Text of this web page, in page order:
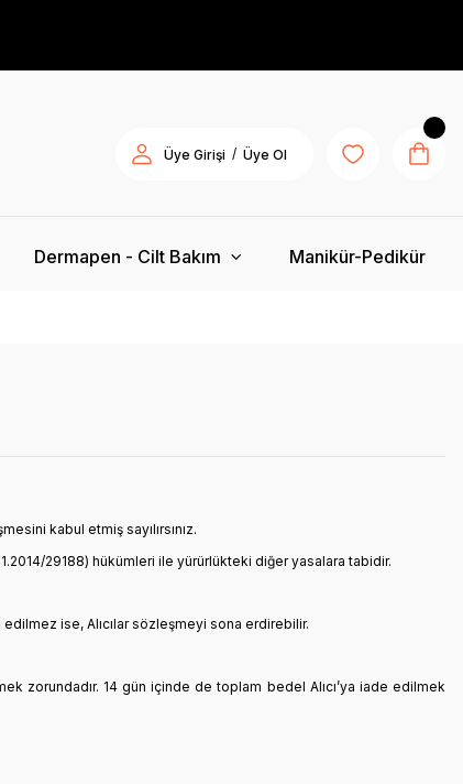
Üye Girişi / Üye Ol
Dermapen - Cilt Bakım Manikür-Pedikür
kabul etmiş sayılırsınız.
29188) hükümleri ile yürürlükteki diğer yasalara tabidir.
ise, Alıcılar sözleşmeyi sona erdirebilir.
zorundadır. 14 gün içinde de toplam bedel Alıcı’ya iade edilmek